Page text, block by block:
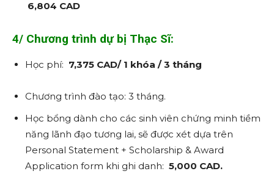
6,804 CAD
4/ Chương trình dự bị Thạc Sĩ:
Học phí: 7,375 CAD/ 1 khóa / 3 tháng
Chương trình đào tạo: 3 tháng.
Học bổng dành cho các sinh viên chứng minh tiềm
năng lãnh đạo tương lai, sẽ được xét dựa trên
Personal Statement + Scholarship & Award
Application form khi ghi danh: 5,000 CAD.